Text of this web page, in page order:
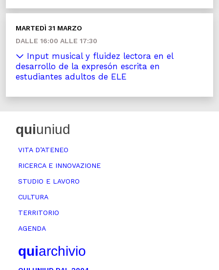
MARTEDÌ 31 MARZO
DALLE 16:00 ALLE 17:30
Input musical y fluidez lectora en el
desarrollo de la expresón escrita en
estudiantes adultos de ELE
quiuniud
VITA D’ATENEO
RICERCA E INNOVAZIONE
STUDIO E LAVORO
CULTURA
TERRITORIO
AGENDA
quiarchivio